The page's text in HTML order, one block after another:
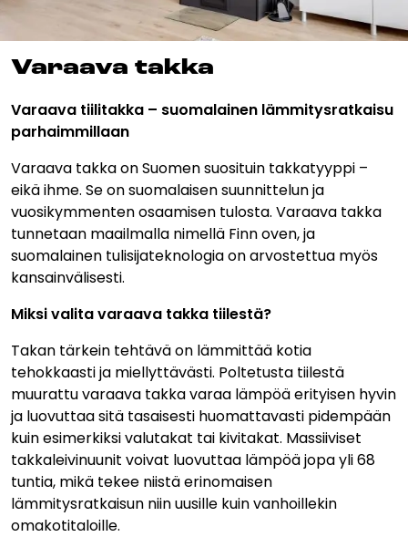
Tiililaatat
Aukonylitysratkaisut ja
Tiilimuurauskannakejärjestelmät
Vastuullisuus
Tiilityökalu
Esitteet
Verkkokauppa
Tulisijatarvikkeet
Kamiinat ja kevyet tulisijat
Grillit ja pihakeittiöt
Tiilet
Laastit
Kiukaat ja kiuaskivet
Outlet
Käyttöehdot
Peruuta verkkokauppatilauksesi
Yhteystiedot
Va­raa­va tak­ka
Varaava tiilitakka – suomalainen lämmitysratkaisu
parhaimmillaan
Varaava takka on Suomen suosituin takkatyyppi –
eikä ihme. Se on suomalaisen suunnittelun ja
vuosikymmenten osaamisen tulosta. Varaava takka
tunnetaan maailmalla nimellä Finn oven, ja
suomalainen tulisijateknologia on arvostettua myös
kansainvälisesti.
Miksi valita varaava takka tiilestä?
Takan tärkein tehtävä on lämmittää kotia
tehokkaasti ja miellyttävästi. Poltetusta tiilestä
muurattu varaava takka varaa lämpöä erityisen hyvin
ja luovuttaa sitä tasaisesti huomattavasti pidempään
kuin esimerkiksi valutakat tai kivitakat. Massiiviset
takkaleivinuunit voivat luovuttaa lämpöä jopa yli 68
tuntia, mikä tekee niistä erinomaisen
lämmitysratkaisun niin uusille kuin vanhoillekin
omakotitaloille.